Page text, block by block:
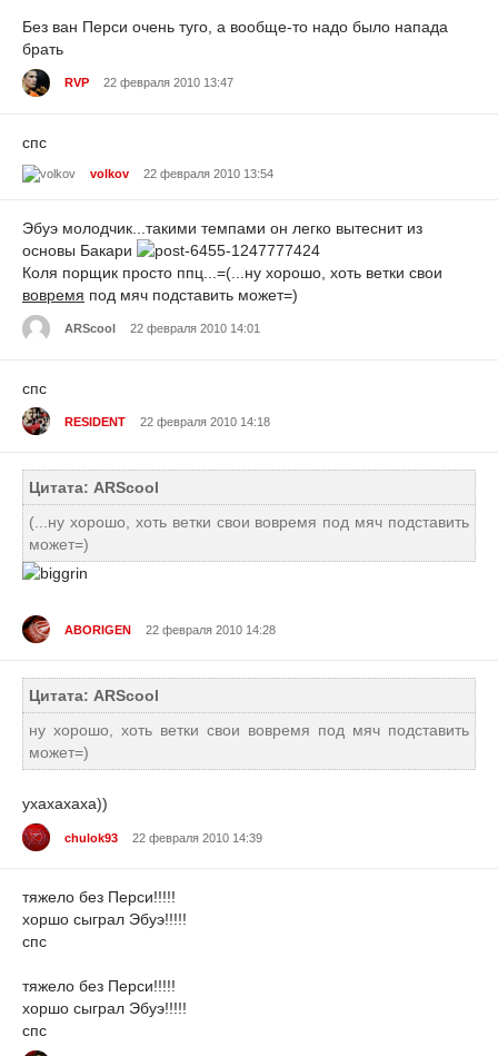
Без ван Перси очень туго, а вообще-то надо было напада
брать
RVP 22 февраля 2010 13:47
спс
volkov 22 февраля 2010 13:54
Эбуэ молодчик...такими темпами он легко вытеснит из
основы Бакари
Коля порщик просто ппц...=(...ну хорошо, хоть ветки свои
вовремя под мяч подставить может=)
ARScool 22 февраля 2010 14:01
спс
RESIDENT 22 февраля 2010 14:18
Цитата: ARScool
(...ну хорошо, хоть ветки свои вовремя под мяч подставить
может=)
ABORIGEN 22 февраля 2010 14:28
Цитата: ARScool
ну хорошо, хоть ветки свои вовремя под мяч подставить
может=)
ухахахаха))
chulok93 22 февраля 2010 14:39
тяжело без Перси!!!!!
хоршо сыграл Эбуэ!!!!!
спс
тяжело без Перси!!!!!
хоршо сыграл Эбуэ!!!!!
спс